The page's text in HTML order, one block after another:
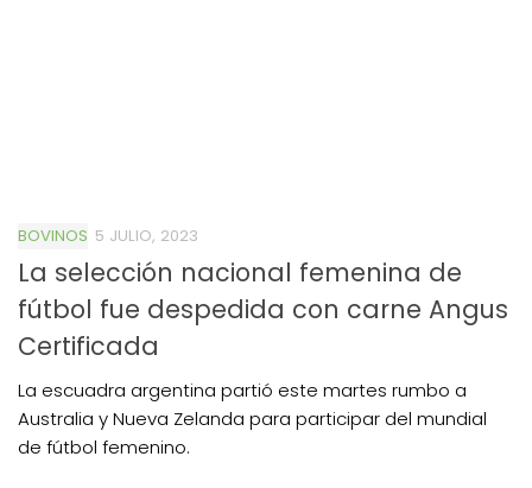
BOVINOS 5 JULIO, 2023
La selección nacional femenina de
fútbol fue despedida con carne Angus
Certificada
La escuadra argentina partió este martes rumbo a
Australia y Nueva Zelanda para participar del mundial
de fútbol femenino.